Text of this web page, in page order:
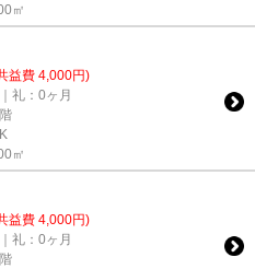
㎡
益費 4,000円)
礼：0ヶ月
㎡
益費 4,000円)
礼：0ヶ月